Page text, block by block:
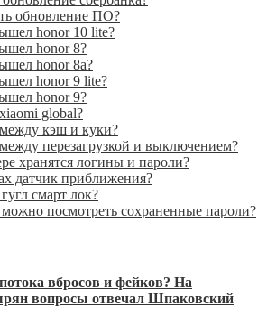
обновление ПО?
honor 10 lite?
honor 8?
honor 8a?
honor 9 lite?
honor 9?
global?
кэш и куки?
перезагрузкой и выключением?
хранятся логины и пароли?
датчик приближения?
смарт лок?
посмотреть сохраненные пароли?
вбросов и фейков? На
вопросы отвечал Шпаковский